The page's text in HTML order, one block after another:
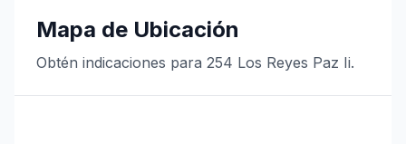
Mapa de Ubicación
Obtén indicaciones para 254 Los Reyes Paz Ii.